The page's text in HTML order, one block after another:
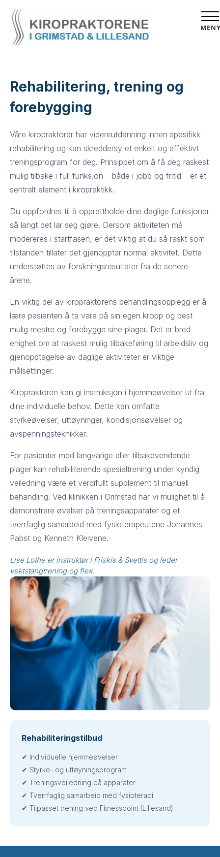
Rehabilitering, trening og
forebygging
Våre kiropraktorer har videreutdanning innen spesifikk
rehabilitering og kan skreddersy et enkelt og effektivt
treningsprogram for deg. Prinsippet om å få deg raskest
mulig tilbake i full funksjon – både i jobb og fritid – er et
sentralt element i kiropraktikk.
Du oppfordres til å opprettholde dine daglige funksjoner
så langt det lar seg gjøre. Dersom aktiviteten må
modereres i startfasen, er det viktig at du så raskt som
tilstanden tillater det gjenopptar normal aktivitet. Dette
understøttes av forskningsresultater fra de senere
årene.
En viktig del av kiropraktorens behandlingsopplegg er å
lære pasienten å ta vare på sin egen kropp og best
mulig mestre og forebygge sine plager. Det er bred
enighet om at raskest mulig tilbakeføring til arbeidsliv og
gjenopptagelse av daglige aktiviteter er viktige
målsettinger.
Kiropraktoren kan gi instruksjon i hjemmeøvelser ut fra
dine individuelle behov. Dette kan omfatte
styrkeøvelser, uttøyninger, kondisjonsøvelser og
avspenningsteknikker.
For pasienter med langvarige eller tilbakevendende
plager kan rehabiliterende spesialtrening under kyndig
veiledning være et verdifullt supplement til manuell
behandling. Ved klinikken i Grimstad har vi mulighet til å
demonstrere øvelser på treningsapparater og et
tverrfaglig samarbeid med fysioterapeutene Johannes
Pabst og Kenneth Kleivene.
Lise Lothe er instruktør i Friskis & Svettis og leder
vektstangtrening og flex.
Rehabiliteringstilbud
✔ Individuelle hjemmeøvelser
✔ Styrke- og uttøyningsprogram
✔ Treningsveiledning på apparater
✔ Tverrfaglig samarbeid med fysioterapi
✔ Tilpasset trening ved Fitnesspoint (Lillesand)